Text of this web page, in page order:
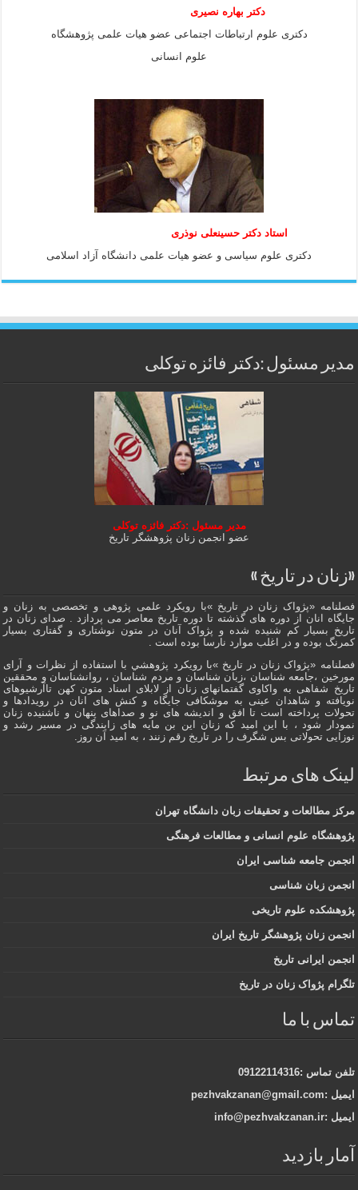
دکتر بهاره نصیری
دکتری علوم ارتباطات اجتماعی عضو هیات علمی پژوهشگاه
علوم انسانی
استاد دكتر حسينعلی نوذری
دكتری علوم سياسی و عضو هيات علمی دانشگاه آزاد اسلامی
مدیر مسئول :دکتر فائزه توکلی
مدیر مسئول :دکتر فائزه توکلی
عضو انجمن زنان پژوهشگر تاریخ
«زنان در تاریخ »
فصلنامه «پژواک زنان در تاریخ »با رویکرد علمی پژوهى و تخصصی به زنان و
جایگاه انان از دوره هاى گذشته تا دوره تاریخ معاصر می پردازد . صدای زنان در
تاریخ بسیار کم شنیده شده و پژواک آنان در متون نوشتاری و گفتاری بسیار
کمرنگ بوده و در اغلب موارد نارسا بوده است .
فصلنامه «پژواک زنان در تاریخ »با رویکرد پژوهشي با استفاده از نظرات و آرای
مورخین ،جامعه شناسان ،زبان شناسان و مردم شناسان ، روانشناسان و محققین
تاریخ شفاهی به واکاوی گفتمانهاى زنان از لابلای اسناد متون کهن تاآرشیوهای
نویافته و شاهدان عينى به موشکافی جايگاه و كنش هاى انان در رویدادها و
تحولات پرداخته است تا افق و اندیشه های نو و صداهای پنهان و ناشنیده زنان
نمودار شود ، با این امید که زنان این بن مایه های زایندگی در مسير رشد و
نوزایی تحولاتی بس شگرف را در تاریخ رقم زنند ، به اميد آن روز.
لینک های مرتبط
مرکز مطالعات و تحقیقات زبان دانشگاه تهران
پژوهشگاه علوم انسانی و مطالعات فرهنگی
انجمن جامعه شناسی ایران
انجمن زبان شناسی
پژوهشکده علوم تاریخی
انجمن زنان پژوهشگر تاریخ ایران
انجمن ایرانی تاریخ
تلگرام پژواک زنان در تاریخ
تماس با ما
تلفن تماس :09122114316
ایمیل :pezhvakzanan@gmail.com
ایمیل :info@pezhvakzanan.ir
آمار بازدید